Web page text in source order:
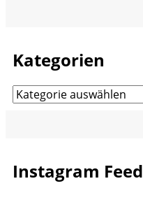
Kategorien
Kategorien
Instagram Feed